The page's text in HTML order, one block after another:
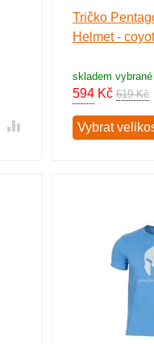
Tričko
Helmet -
skladem
594Kč 619 Kč
Vybrat